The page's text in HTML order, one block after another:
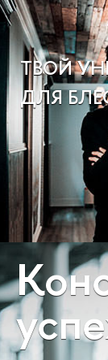
ТВОЙ
ДЛЯ